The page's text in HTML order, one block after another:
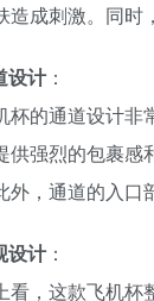
造成刺激。同时
设计：
杯的通道设计非
供强烈的包裹感
外，通道的入口
设计：
看，这款飞机杯